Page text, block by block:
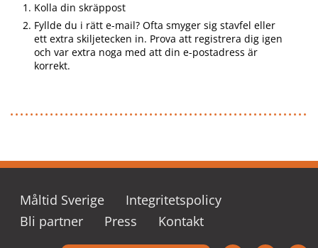
Kolla din skräppost
Fyllde du i rätt e-mail? Ofta smyger sig stavfel eller
ett extra skiljetecken in. Prova att registrera dig igen
och var extra noga med att din e-postadress är
korrekt.
Måltid Sverige
Integritetspolicy
Bli partner
Press Kontakt